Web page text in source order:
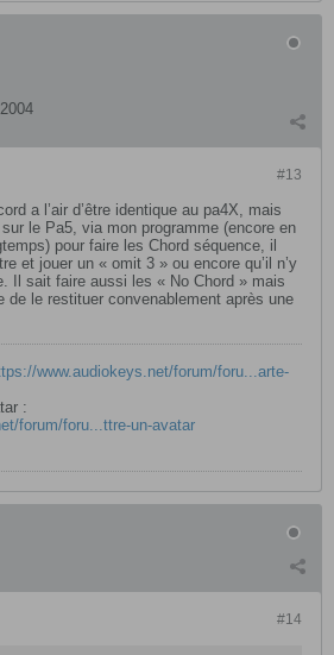
#13
a l’air d’être identique au pa4X, mais
le Pa5, via mon programme (encore en
pour faire les Chord séquence, il
et jouer un « omit 3 » ou encore qu’il n’y
Il sait faire aussi les « No Chord » mais
de le restituer convenablement après une
www.audiokeys.net/forum/foru...arte-
:
forum/foru...ttre-un-avatar
#14